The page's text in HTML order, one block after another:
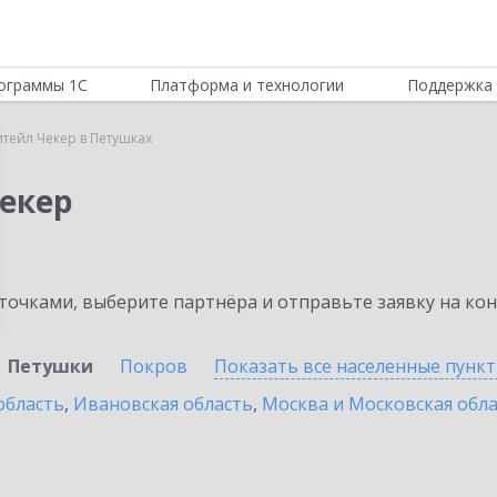
1С Платформа и технологии Поддержка
Чекер в Петушках
выберите партнёра и отправьте заявку на
Петушки Покров Показать все населенные
, Ивановская область, Москва и Московская